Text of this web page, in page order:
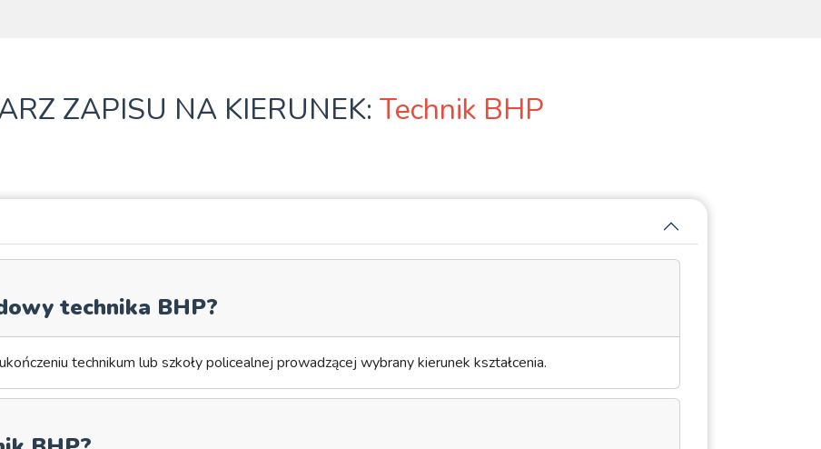
ZAPISU NA KIERUNEK: Technik BHP
technika BHP?
technikum lub szkoły policealnej prowadzącej wybrany kierunek kształcenia.